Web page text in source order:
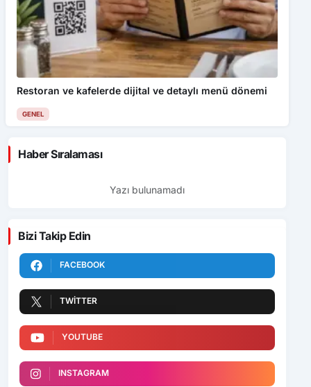
Restoran ve kafelerde dijital ve detaylı menü dönemi
GENEL
Haber Sıralaması
Yazı bulunamadı
Bizi Takip Edin
FACEBOOK
TWITTER
YOUTUBE
INSTAGRAM